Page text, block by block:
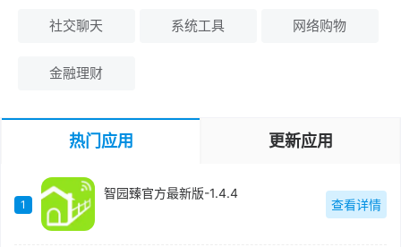
社交聊天 系统工具 网络购物
金融理财
热门应用 更新应用
1
智园臻官方最新版-1.4.4
查看详情